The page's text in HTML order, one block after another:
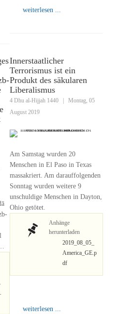
weiterlesen ...
Innerstaatlicher
Terrorismus ist ein
Produkt des säkularen
Liberalismus
4 Dhu al-Hijjah 1440
Montag, 05
August 2019
Am Samstag wurden 20
Menschen in El Paso in Texas
massakriert. Am darauffolgenden
Sonntag wurden weitere 9
unschuldige Menschen in Dayton,
Ohio getötet.
Anhänge
herunterladen
2019_08_05_
America_GE.p
df
weiterlesen ...